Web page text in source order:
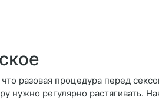
разовая процедура перед
нужно регулярно растягивать.